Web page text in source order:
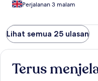
Perjalanan 3 malam
Lihat semua 25 ulasan
Terus